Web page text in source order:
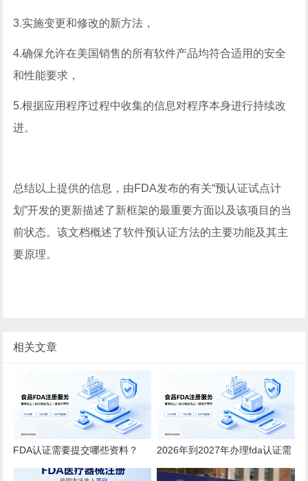
3.实施变更和修改的新方法，
4.确保允许在美国销售的所有软件产品均符合适用的安全
和性能要求，
5.根据应用程序过程中收集的信息对程序本身进行持续改
进。
总结以上提供的信息，由FDA发布的有关“预认证试点计
划”开发的更新描述了新框架的最重要方面以及该项目的当
前状态。该文档概述了软件预认证方法的主要功能及其主
要原理。
相关文章
FDA认证需要提交哪些资料？
2026全品类详细清单
2026年到2027年办理fda认证需
要多少钱？